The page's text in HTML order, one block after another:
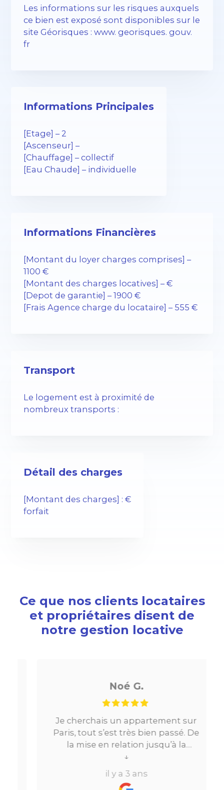
Les informations sur les risques auxquels
ce bien est exposé sont disponibles sur le
site Géorisques : www. georisques. gouv.
fr
Informations Principales
[Etage] – 2
[Ascenseur] –
[Chauffage] – collectif
[Eau Chaude] – individuelle
Informations Financières
[Montant du loyer charges comprises] –
1100 €
[Montant des charges locatives] – €
[Depot de garantie] – 1900 €
[Frais Agence charge du locataire] – 555 €
Transport
Le logement est à proximité de
nombreux transports :
Détail des charges
[Montant des charges] : €
forfait
Ce que nos clients locataires
et propriétaires disent de
notre gestion locative
Noé G.
Je cherchais un appartement sur
Paris, tout s’est très bien passé. De
la mise en relation jusqu’à la
location. Le digital qui fait gagner
beaucoup de temps ne fait pas
perdre l’aspect humain ce qui est
il y a 3 ans